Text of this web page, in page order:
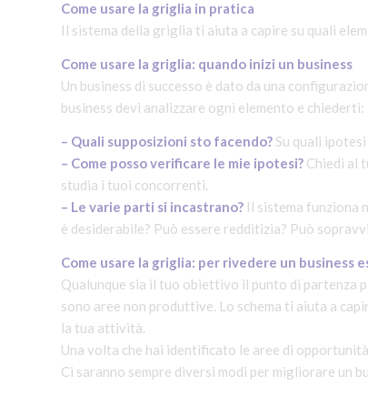
Come usare la griglia in pratica
Il sistema della griglia ti aiuta a capire su quali
Come usare la griglia: quando inizi un business
Un business di successo è dato da una
business devi analizzare ogni elemento e chiederti:
– Quali supposizioni sto facendo? Su quali
– Come posso verificare le mie ipotesi? Chiedi al
studia i tuoi concorrenti.
– Le varie parti si incastrano? Il sistema funziona
è desiderabile? Può essere redditizia? Può
Come usare la griglia: per rivedere un business
Qualunque sia il tuo obiettivo il punto di partenza
sono aree non produttive. Lo schema ti aiuta a
la tua attività.
Una volta che hai identificato le aree di
Ci saranno sempre diversi modi per migliorare un